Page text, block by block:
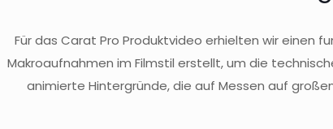
Für das Carat Pro Produktvideo erhielten wir einen
Makroaufnahmen im Filmstil erstellt, um die
animierte Hintergründe, die auf Messen auf